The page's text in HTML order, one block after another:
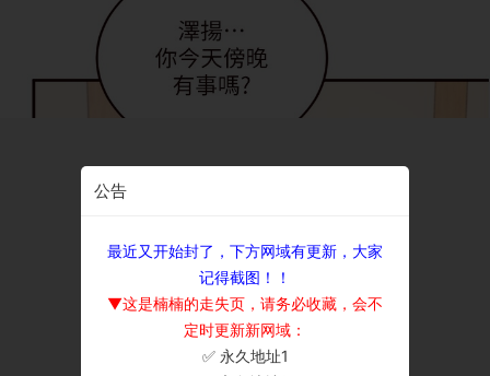
公告
最近又开始封了，下方网域有更新，大家
记得截图！！
▼这是楠楠的走失页，请务必收藏，会不
定时更新新网域：
✅ 永久地址1